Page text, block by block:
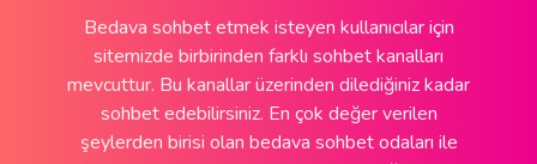
Bedava sohbet etmek isteyen kullanıcılar için
sitemizde birbirinden farklı sohbet kanalları
mevcuttur. Bu kanallar üzerinden dilediğiniz kadar
sohbet edebilirsiniz. En çok değer verilen
şeylerden birisi olan bedava sohbet odaları ile